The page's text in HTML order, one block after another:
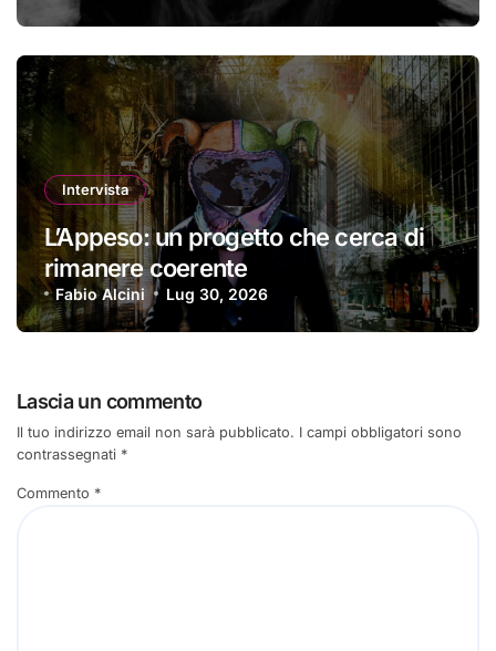
Intervista
L’Appeso: un progetto che cerca di
rimanere coerente
Fabio Alcini Lug 30, 2026
Lascia un commento
Il tuo indirizzo email non sarà pubblicato. I campi obbligatori sono
contrassegnati *
Commento *